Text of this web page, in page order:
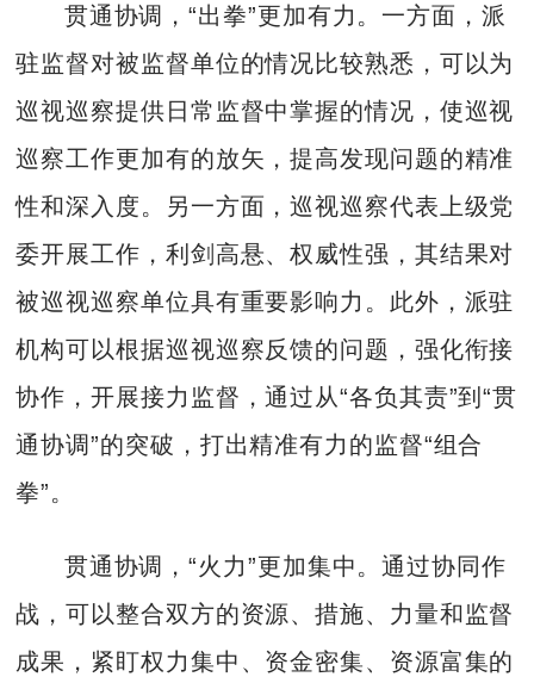
贯通协调，“出拳”更加有力。一方面，派
驻监督对被监督单位的情况比较熟悉，可以为
巡视巡察提供日常监督中掌握的情况，使巡视
巡察工作更加有的放矢，提高发现问题的精准
性和深入度。另一方面，巡视巡察代表上级党
委开展工作，利剑高悬、权威性强，其结果对
被巡视巡察单位具有重要影响力。此外，派驻
机构可以根据巡视巡察反馈的问题，强化衔接
协作，开展接力监督，通过从“各负其责”到“贯
通协调”的突破，打出精准有力的监督“组合
拳”。
贯通协调，“火力”更加集中。通过协同作
战，可以整合双方的资源、措施、力量和监督
成果，紧盯权力集中、资金密集、资源富集的